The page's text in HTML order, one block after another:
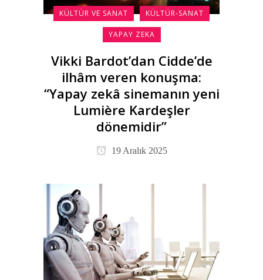
KÜLTÜR VE SANAT KÜLTÜR-SANAT
YAPAY ZEKA
Vikki Bardot’dan Cidde’de
ilhâm veren konuşma:
“Yapay zekâ sinemanın yeni
Lumière Kardeşler
dönemidir”
19 Aralık 2025